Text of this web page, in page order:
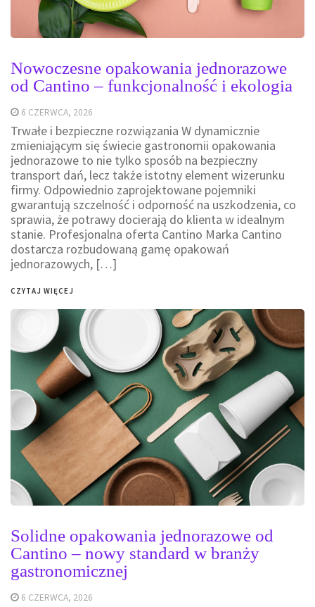
Nowoczesne opakowania jednorazowe
od Cantino – funkcjonalność i ekologia
6 CZERWCA, 2026
Trwałe i bezpieczne rozwiązania W dynamicznie
zmieniającym się świecie gastronomii opakowania
jednorazowe to nie tylko sposób na bezpieczny
transport dań, lecz także istotny element wizerunku
firmy. Odpowiednio zaprojektowane pojemniki
gwarantują szczelność i odporność na uszkodzenia, co
sprawia, że potrawy docierają do klienta w idealnym
stanie. Profesjonalna oferta Cantino Marka Cantino
dostarcza rozbudowaną gamę opakowań
jednorazowych, […]
CZYTAJ WIĘCEJ
Solidne opakowania jednorazowe od
Cantino – nowy standard w branży
gastronomicznej
6 CZERWCA, 2026